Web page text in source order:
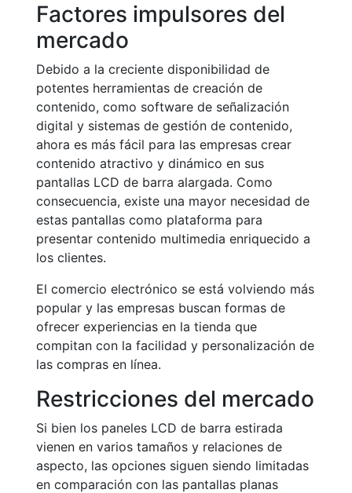
Factores impulsores del
mercado
Debido a la creciente disponibilidad de
potentes herramientas de creación de
contenido, como software de señalización
digital y sistemas de gestión de contenido,
ahora es más fácil para las empresas crear
contenido atractivo y dinámico en sus
pantallas LCD de barra alargada. Como
consecuencia, existe una mayor necesidad de
estas pantallas como plataforma para
presentar contenido multimedia enriquecido a
los clientes.
El comercio electrónico se está volviendo más
popular y las empresas buscan formas de
ofrecer experiencias en la tienda que
compitan con la facilidad y personalización de
las compras en línea.
Restricciones del mercado
Si bien los paneles LCD de barra estirada
vienen en varios tamaños y relaciones de
aspecto, las opciones siguen siendo limitadas
en comparación con las pantallas planas